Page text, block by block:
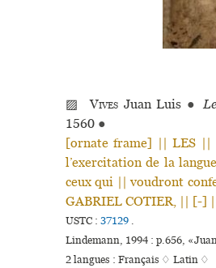
▨Vives Juan Luis ●
1560 ●
[ornate frame] || LES
l’exercitation de la
ceux qui || voudront
GABRIEL COTIER, || [-]
USTC : 37129 .
Lindemann, 1994 : p.656,
2 langues : Français ♢ Latin ♢